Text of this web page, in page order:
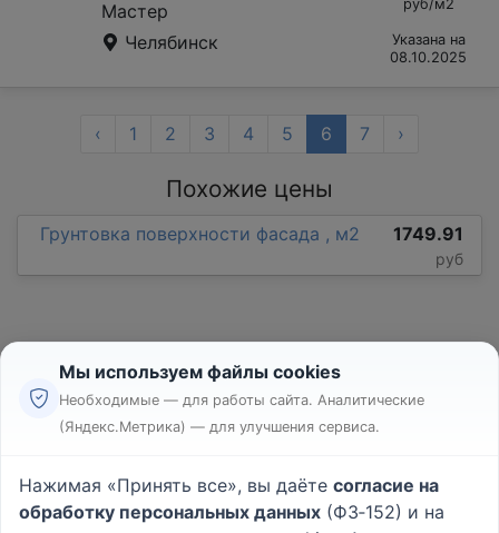
Мастер
Челябинск
руб/м2
Указана на
08.10.2025
‹ 1 2 3 4 5 6 7 ›
Похожие цены
Грунтовка поверхности фасада , м2 1749.91
руб
Реклама
Пользовательское соглашение
Политика конфиденциальности
Мы используем файлы cookies
Необходимые — для работы сайта. Аналитические
(Яндекс.Метрика) — для улучшения сервиса.
Нажимая «Принять все», вы даёте согласие на
обработку персональных данных (ФЗ‑152) и на